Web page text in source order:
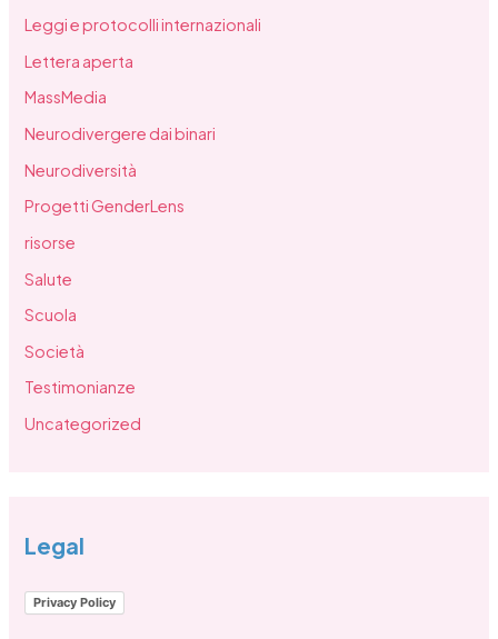
Leggi e protocolli internazionali
Lettera aperta
MassMedia
Neurodivergere dai binari
Neurodiversità
Progetti GenderLens
risorse
Salute
Scuola
Società
Testimonianze
Uncategorized
Legal
Privacy Policy